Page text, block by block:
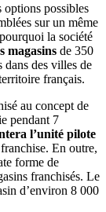
possibles
sur un même
la société
magasins de 350
dans des villes de
français.
au concept de
pendant 7
l’unité pilote
En outre,
forme de
franchisés. Le
d’environ 8 000